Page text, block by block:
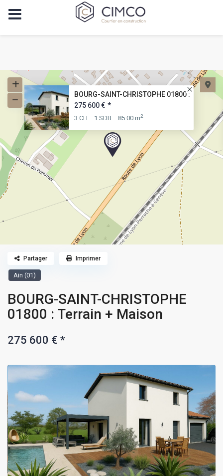
BOURG-SAINT-CHRISTOPHE 01800 :
275 600 € *
3 CH 1 SDB 85.00 m2
Ain (01)
BOURG-SAINT-CHRISTOPHE
01800 : Terrain + Maison
275 600 €*
Partager Imprimer